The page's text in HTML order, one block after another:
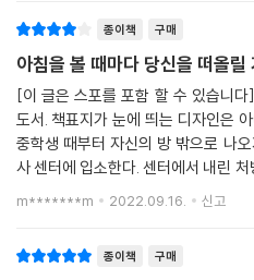
종이책 구매
아침을 볼 때마다 당신을 떠올릴
[이 글은 스포를 포함 할 수 있습니다] 지인의 추천을 통해 구입하게 된
도서. 책표지가 눈에 띄는 디자인은 아니지만 책내용과 너무 잘 어울린다.
중학생 때부터 자신의 방 밖으로 나
사 센터에 입소한다. 센터에서 내린 처방은 한달. 그 기간 동안 죽음에 대한
생각이 변하지 않는다면 서우는 약을
m*******m 2022.09.16. 신고
종이책 구매